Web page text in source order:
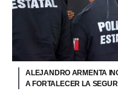
ALEJANDRO ARMENTA
A FORTALECER LA